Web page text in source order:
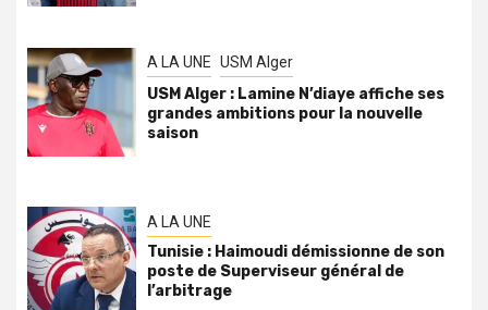
A LA UNE USM Alger
USM Alger : Lamine N’diaye affiche ses
grandes ambitions pour la nouvelle
saison
A LA UNE
Tunisie : Haimoudi démissionne de son
poste de Superviseur général de
l’arbitrage